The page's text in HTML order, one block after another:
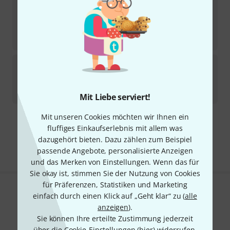
Mit Liebe serviert!
Mit unseren Cookies möchten wir Ihnen ein
fluffiges Einkaufserlebnis mit allem was
dazugehört bieten. Dazu zählen zum Beispiel
passende Angebote, personalisierte Anzeigen
und das Merken von Einstellungen. Wenn das für
Sie okay ist, stimmen Sie der Nutzung von Cookies
für Präferenzen, Statistiken und Marketing
einfach durch einen Klick auf „Geht klar“ zu (alle
anzeigen).
Sie können Ihre erteilte Zustimmung jederzeit
Sofort lieferbar
UVP:262 €
Ultra Classic Cello Tailpiece
5
17,90 €
Kostenloser Versand ab 29 €
Alle Preise inkl. MwSt.
Gefällt Ihnen, was Sie sehen?
Teilen Hilfe & Feedback